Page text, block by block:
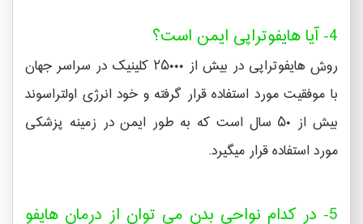
4- آیا هایفوتراپی ایمن است؟
روش هایفوتراپی در بیش از ۲۵۰۰۰ کلینیک در سراسر جهان
با موفقیت مورد استفاده قرار گرفته و خود انرژی اولتراسوند
بیش از ۵۰ سال است که به طور ایمن در زمینه پزشکی
مورد استفاده قرار میگیرد.
5- در کدام نواحی بدن می توان از درمان هایفو